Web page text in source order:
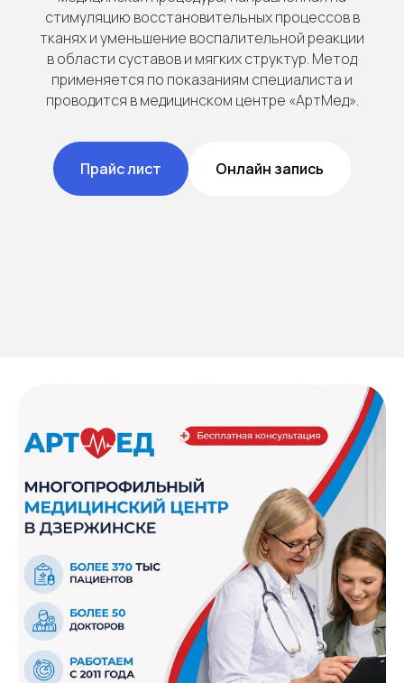
стимуляцию восстановительных процессов в
тканях и уменьшение воспалительной реакции
в области суставов и мягких структур. Метод
применяется по показаниям специалиста и
проводится в медицинском центре «АртМед».
Прайс лист Онлайн запись